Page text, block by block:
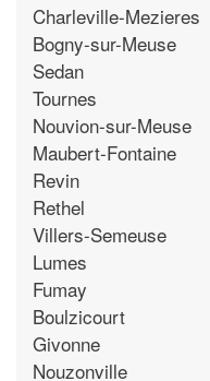
Charleville-Mezieres
Bogny-sur-Meuse
Sedan
Tournes
Nouvion-sur-Meuse
Maubert-Fontaine
Revin
Rethel
Villers-Semeuse
Lumes
Fumay
Boulzicourt
Givonne
Nouzonville